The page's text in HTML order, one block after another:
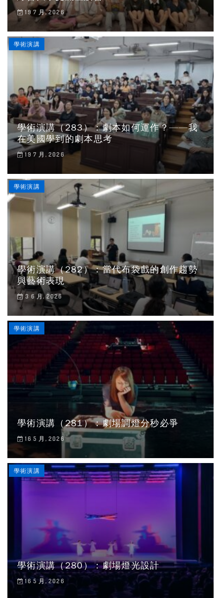
19 7 月, 2026
學術演講（283）：劇本如何運作？——我
在美國學到的劇本思考
19 7 月, 2026
學術演講
學術演講（282）：當代布袋戲的創作趨勢
與藝術表現
3 6 月, 2026
學術演講
學術演講（281）：劇場調燈分秒必爭
16 5 月, 2026
學術演講
學術演講（280）：劇場燈光設計
16 5 月, 2026
學術演講